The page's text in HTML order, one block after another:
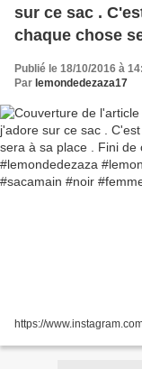
sur ce sac .
chaque chose
Publié le 18/10/2016 à
Par lemondedezaza17
https://